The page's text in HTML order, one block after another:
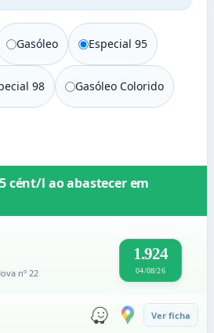
Gasóleo Especial 95
98 Gasóleo Colorido
cént/l ao abastecer em
nº 22
1.924
04/08/26
Ver ficha